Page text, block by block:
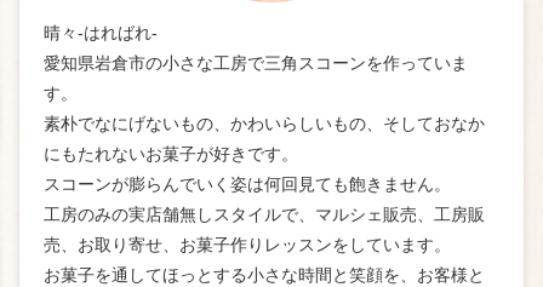
晴々-はればれ-
愛知県岩倉市の小さな工房で三角スコーンを作っていま
す。
素朴でなにげないもの、かわいらしいもの、そしておなか
にもたれないお菓子が好きです。
スコーンが膨らんでいく姿は何回見ても飽きません。
工房のみの実店舗無しスタイルで、マルシェ販売、工房販
売、お取り寄せ、お菓子作りレッスンをしています。
お菓子を通してほっとする小さな時間と笑顔を、お客様と